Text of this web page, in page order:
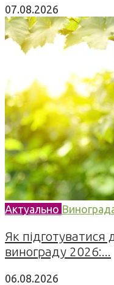
07.08.2026
Актуально
Як підготуватися
винограду 2026:...
06.08.2026